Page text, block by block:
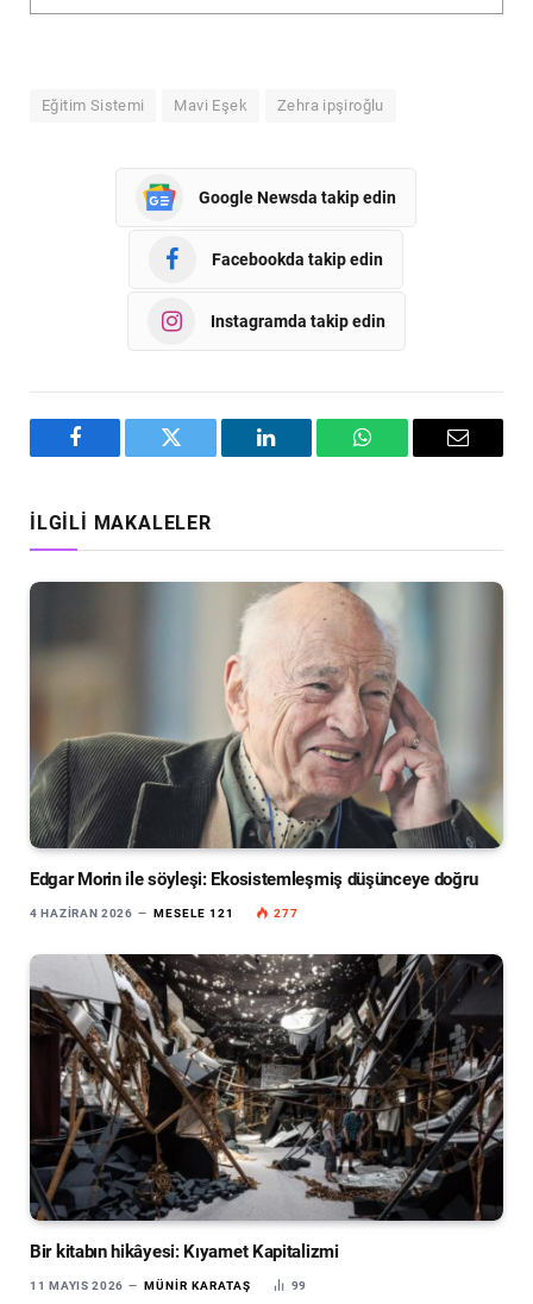
Eğitim Sistemi Mavi Eşek Zehra ipşiroğlu
Google Newsda takip edin
Facebookda takip edin
Instagramda takip edin
Facebook Twitter LinkedIn WhatsAppEmail
İLGILI MAKALELER
Edgar Morin ile söyleşi: Ekosistemleşmiş düşünceye doğru
4 HAZIRAN 2026 MESELE 121 277
Bir kitabın hikâyesi: Kıyamet Kapitalizmi
11 MAYIS 2026 MÜNIR KARATAŞ 99